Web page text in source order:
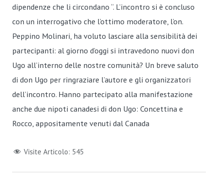
dipendenze che li circondano “. L’incontro si è concluso
con un interrogativo che l’ottimo moderatore, l’on.
Peppino Molinari, ha voluto lasciare alla sensibilità dei
partecipanti: al giorno d’oggi si intravedono nuovi don
Ugo all’interno delle nostre comunità? Un breve saluto
di don Ugo per ringraziare l’autore e gli organizzatori
dell’incontro. Hanno partecipato alla manifestazione
anche due nipoti canadesi di don Ugo: Concettina e
Rocco, appositamente venuti dal Canada
Visite Articolo: 545